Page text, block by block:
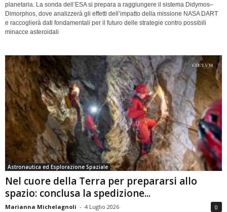
planetaria. La sonda dell’ESA si prepara a raggiungere il sistema Didymos–
Dimorphos, dove analizzerà gli effetti dell’impatto della missione NASA DART
e raccoglierà dati fondamentali per il futuro delle strategie contro possibili
minacce asteroidali
Astronautica ed Esplorazione Spaziale
Nel cuore della Terra per prepararsi allo
spazio: conclusa la spedizione...
Marianna Michelagnoli - 4 Luglio 2026 0